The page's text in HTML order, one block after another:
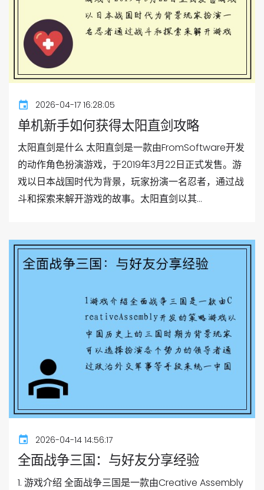
2026-04-17 16:28:05
单机新手如何获得太阳直剑攻略
太阳直剑是什么 太阳直剑是一款由FromSoftware开发
的动作角色扮演游戏，于2019年3月22日正式发售。游
戏以日本战国时代为背景，玩家扮演一名忍者，通过战
斗和探索来解开游戏的故事。太阳直剑以其...
2026-04-14 14:56:17
全面战争三国：与好友分享经验
1. 游戏介绍 全面战争三国是一款由Creative Assembly